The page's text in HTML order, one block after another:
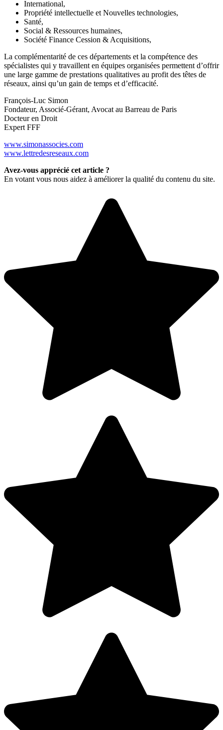
International,
Propriété intellectuelle et Nouvelles technologies,
Santé,
Social & Ressources humaines,
Société Finance Cession & Acquisitions,
La complémentarité de ces départements et la compétence des
spécialistes qui y travaillent en équipes organisées permettent d’offrir
une large gamme de prestations qualitatives au profit des têtes de
réseaux, ainsi qu’un gain de temps et d’efficacité.
François-Luc Simon
Fondateur, Associé-Gérant, Avocat au Barreau de Paris
Docteur en Droit
Expert FFF
www.simonassocies.com
www.lettredesreseaux.com
Avez-vous apprécié cet article ?
En votant vous nous aidez à améliorer la qualité du contenu du site.